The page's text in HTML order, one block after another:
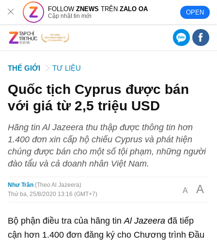
FOLLOWZNEWS TRÊNZALO OA
Cập nhật tin mới OPEN
THẾ GIỚI TƯ LIỆU
Quốc tịch Cyprus được bán
với giá từ 2,5 triệu USD
Hãng tin Al Jazeera thu thập được thông tin hơn
1.400 đơn xin cấp hộ chiếu Cyprus và phát hiện
chúng được bán cho một số tội phạm, những người
đào tẩu và cả doanh nhân Việt Nam.
Như Trần Theo Al Jazeera
Thứ ba, 25/8/2020 13:16 (GMT+7)
A A
Bộ phận điều tra của hãng tinAl Jazeera đã tiếp
cận hơn 1.400 đơn đăng ký cho Chương trình Đầu